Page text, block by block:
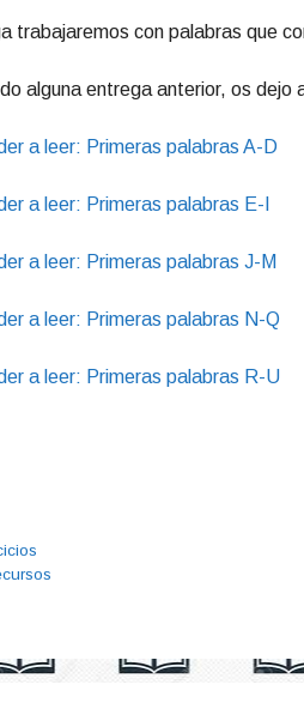
trabajaremos con palabras que
alguna entrega anterior, os dejo
a leer: Primeras palabras A-D
a leer: Primeras palabras E-I
a leer: Primeras palabras J-M
a leer: Primeras palabras N-Q
a leer: Primeras palabras R-U